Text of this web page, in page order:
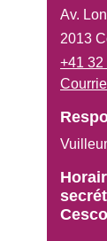
Av.
2013
+41 32
Courriel